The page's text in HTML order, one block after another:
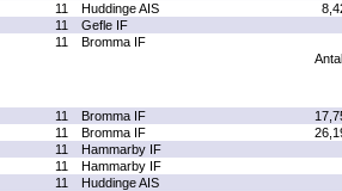
11 Huddinge AIS
11
Gefle IF
11
Bromma IF
11 Bromma IF
11 Bromma IF
11
Hammarby IF
11
Hammarby IF
11
Huddinge AIS